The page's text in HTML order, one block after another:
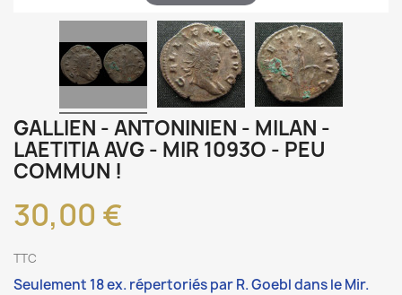
GALLIEN - ANTONINIEN - MILAN -
LAETITIA AVG - MIR 1093O - PEU
COMMUN !
30,00 €
TTC
Seulement 18 ex. répertoriés par R. Goebl dans le Mir.